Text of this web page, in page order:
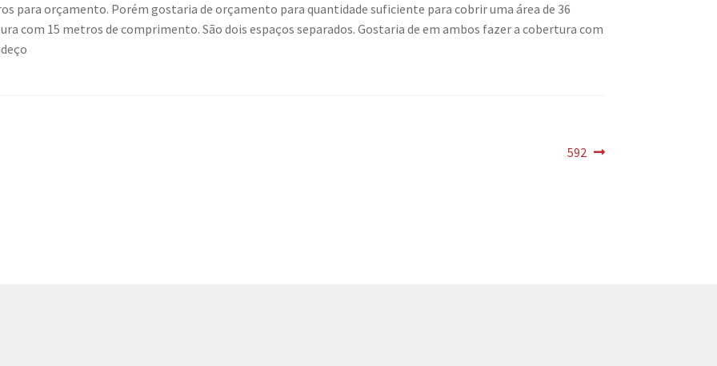
para orçamento. Porém gostaria de orçamento para quantidade suficiente para cobrir uma área de 36
com 15 metros de comprimento. São dois espaços separados. Gostaria de em ambos fazer a cobertura com
Próximo
592